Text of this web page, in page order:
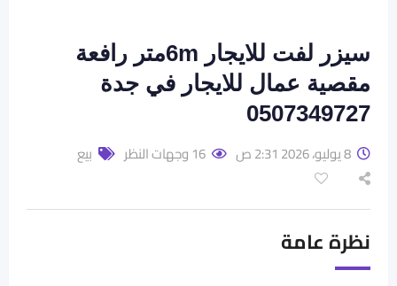
سيزر لفت للايجار 6mمتر رافعة
مقصية عمال للايجار في جدة
0507349727
8 يوليو، 2026 2:31 ص 16 وجهات النظر بيع
نظرة عامة